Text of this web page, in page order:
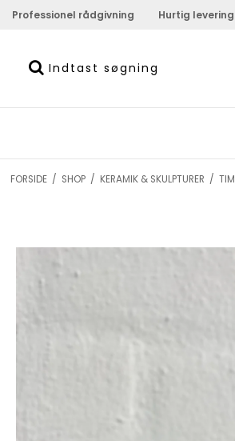
Professionel rådgivning Hurtig levering
FORSIDE / SHOP / KERAMIK & SKULPTURER /